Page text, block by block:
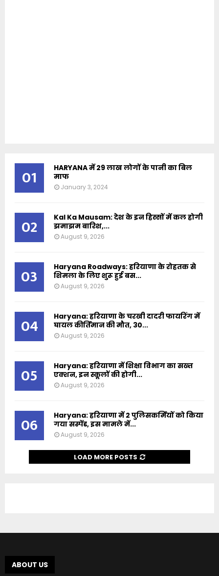
01
HARYANA में 29 लाख लोगों के पानी का बिल
माफ
January 3, 2024
02
Kal Ka Mausam: देश के इन हिस्सों में कल होगी
झमाझम बारिश,...
August 9, 2026
03
Haryana Roadways: हरियाणा के रोहतक से
शिमला के लिए शुरू हुई बस...
August 9, 2026
04
Haryana: हरियाणा के चरखी दादरी फायरिंग में
घायल कीर्तिमान की मौत, 30...
August 9, 2026
05
Haryana: हरियाणा में शिक्षा विभाग का सख्त
एक्शन, इन स्कूलों की होगी...
August 9, 2026
06
Haryana: हरियाणा में 2 पुलिसकर्मियों को किया
गया सस्पेंड, इस मामले में...
August 9, 2026
LOAD MORE POSTS
ABOUT US